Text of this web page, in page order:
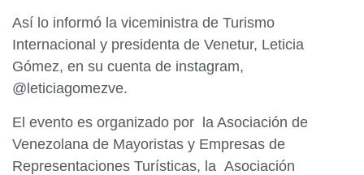
Así lo informó la viceministra de Turismo
Internacional y presidenta de Venetur, Leticia
Gómez, en su cuenta de instagram,
@leticiagomezve.
El evento es organizado por la Asociación de
Venezolana de Mayoristas y Empresas de
Representaciones Turísticas, la Asociación